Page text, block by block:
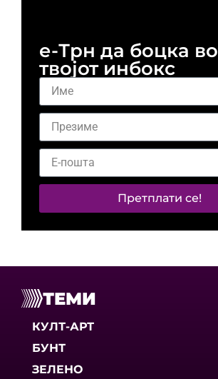
е-Трн да боцка во
твојот инбокс
Претплати се!
ТЕМИ
КУЛТ-АРТ
БУНТ
ЗЕЛЕНО